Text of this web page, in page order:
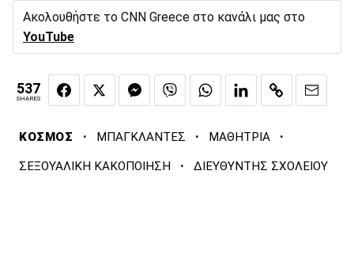
Ακολουθήστε το CNN Greece στο κανάλι μας στο
YouTube
537
SHARES
ΚΟΣΜΟΣ · ΜΠΑΓΚΛΑΝΤΕΣ · ΜΑΘΗΤΡΙΑ ·
ΣΕΞΟΥΑΛΙΚΗ ΚΑΚΟΠΟΙΗΣΗ · ΔΙΕΥΘΥΝΤΗΣ ΣΧΟΛΕΙΟΥ